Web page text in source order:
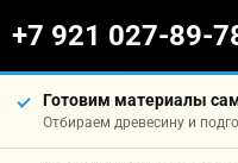
+7 921 027-89-
Готовим материалы
Отбираем древесину и